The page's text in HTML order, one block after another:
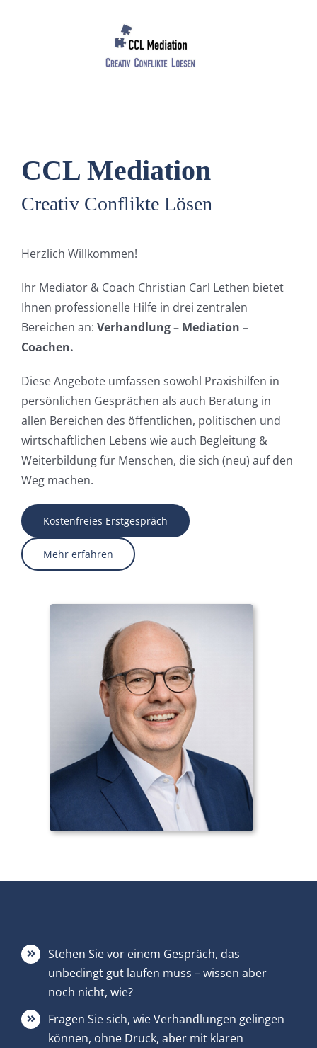
CCL Mediation
Creativ Conflikte Lösen
Herzlich Willkommen!
Ihr Mediator & Coach Christian Carl Lethen bietet
Ihnen professionelle Hilfe in drei zentralen
Bereichen an: Verhandlung – Mediation –
Coachen.
Diese Angebote umfassen sowohl Praxishilfen in
persönlichen Gesprächen als auch Beratung in
allen Bereichen des öffentlichen, politischen und
wirtschaftlichen Lebens wie auch Begleitung &
Weiterbildung für Menschen, die sich (neu) auf den
Weg machen.
Kostenfreies Erstgespräch
Mehr erfahren
⁠Stehen Sie vor einem Gespräch, das
unbedingt gut laufen muss – wissen aber
noch nicht, wie?
Fragen Sie sich, wie Verhandlungen gelingen
können, ohne Druck, aber mit klaren